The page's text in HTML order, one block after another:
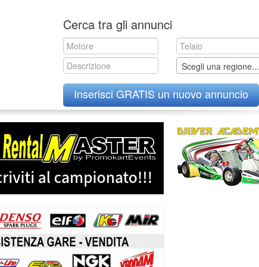
to
content
Cerca tra gli annunci
Scegli una regione...
Inserisci GRATIS un nuovo annuncio